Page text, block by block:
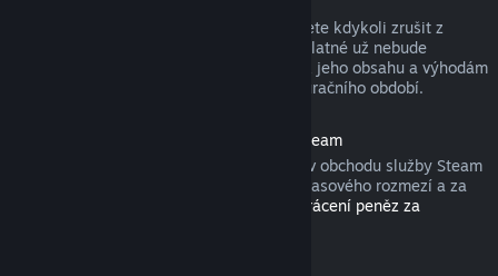
Nezapomeňte, že aktivní předplatné můžete kdykoli zrušit z
. Tím zajistíte, že předplatné už nebude
automaticky obnoveno, nicméně přístup k jeho obsahu a výhodám
Vám zůstane do konce probíhajícího fakturačního období.
Hardware zakoupený v obchodu služby Steam
U hardwaru a příslušenství zakoupeného v obchodu služby Steam
můžete zažádat o vrácení peněz v rámci časového rozmezí a za
Podmínkách vrácení peněz za